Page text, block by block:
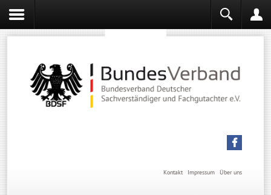
Über uns
Impressum
Kontakt